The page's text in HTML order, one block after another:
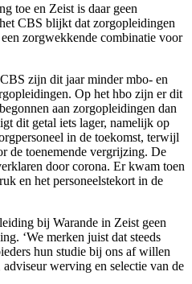
toe en Zeist is daar geen
CBS blijkt dat zorgopleidingen
zorgwekkende combinatie voor
zijn dit jaar minder mbo- en
Op het hbo zijn er dit
aan zorgopleidingen dan
dit getal iets lager, namelijk op
in de toekomst, terwijl
de toenemende vergrijzing. De
door corona. Er kwam toen
en het personeelstekort in de
bij Warande in Zeist geen
‘We merken juist dat steeds
hun studie bij ons af willen
werving en selectie van de